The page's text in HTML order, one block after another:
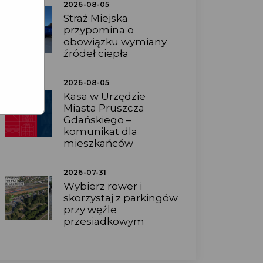
2026-08-05
Straż Miejska
przypomina o
obowiązku wymiany
źródeł ciepła
2026-08-05
Kasa w Urzędzie
Miasta Pruszcza
Gdańskiego –
komunikat dla
mieszkańców
2026-07-31
Wybierz rower i
skorzystaj z parkingów
przy węźle
przesiadkowym